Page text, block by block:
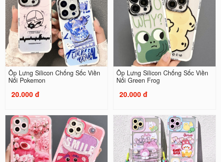
Ốp Lưng Silicon Chống Sốc Viền
Nổi Pokemon
20.000 đ
Ốp Lưng Silicon Chống Sốc Viền
Nổi Green Frog
20.000 đ